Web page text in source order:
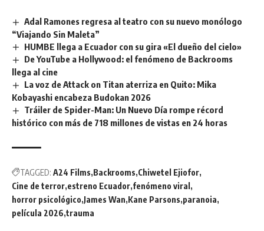
Adal Ramones regresa al teatro con su nuevo monólogo
“Viajando Sin Maleta”
HUMBE llega a Ecuador con su gira «El dueño del cielo»
De YouTube a Hollywood: el fenómeno de Backrooms
llega al cine
La voz de Attack on Titan aterriza en Quito: Mika
Kobayashi encabeza Budokan 2026
Tráiler de Spider-Man: Un Nuevo Día rompe récord
histórico con más de 718 millones de vistas en 24 horas
TAGGED: A24 Films Backrooms Chiwetel Ejiofor
Cine de terror estreno Ecuador fenómeno viral
horror psicológico James Wan Kane Parsons paranoia
película 2026 trauma